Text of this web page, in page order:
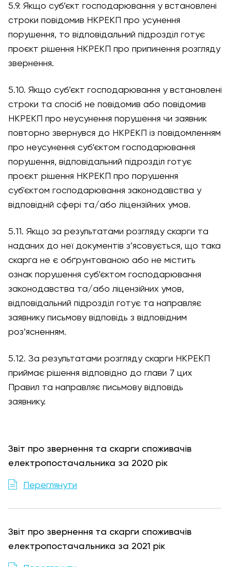
5.9. Якщо суб’єкт господарювання у встановлені
строки повідомив НКРЕКП про усунення
порушення, то відповідальний підрозділ готує
проєкт рішення НКРЕКП про припинення розгляду
звернення.
5.10. Якщо суб’єкт господарювання у встановлені
строки та спосіб не повідомив або повідомив
НКРЕКП про неусунення порушення чи заявник
повторно звернувся до НКРЕКП із повідомленням
про неусунення суб’єктом господарювання
порушення, відповідальний підрозділ готує
проєкт рішення НКРЕКП про порушення
суб'єктом господарювання законодавства у
відповідній сфері та/або ліцензійних умов.
5.11. Якщо за результатами розгляду скарги та
наданих до неї документів з’ясовується, що така
скарга не є обґрунтованою або не містить
ознак порушення суб’єктом господарювання
законодавства та/або ліцензійних умов,
відповідальний підрозділ готує та направляє
заявнику письмову відповідь з відповідним
роз’ясненням.
5.12. За результатами розгляду скарги НКРЕКП
приймає рішення відповідно до глави 7 цих
Правил та направляє письмову відповідь
заявнику.
Звіт про звернення та скарги споживачів
електропостачальника за 2020 рік
Переглянути
Звіт про звернення та скарги споживачів
електропостачальника за 2021 рік